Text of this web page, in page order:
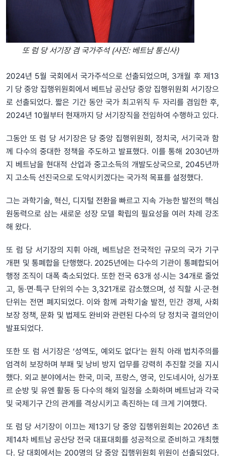
또 럼 당 서기장 겸 국가주석 (사진: 베트남 통신사)
2024년 5월 국회에서 국가주석으로 선출되었으며, 3개월 후 제13
기 당 중앙 집행위원회에서 베트남 공산당 중앙 집행위원회 서기장으
로 선출되었다. 짧은 기간 동안 국가 최고위직 두 자리를 겸임한 후,
2024년 10월부터 현재까지 당 서기장직을 전임하여 수행하고 있다.
그동안 또 럼 당 서기장은 당 중앙 집행위원회, 정치국, 서기국과 함
께 다수의 중대한 정책을 주도하고 발표했다. 이를 통해 2030년까
지 베트남을 현대적 산업과 중고소득의 개발도상국으로, 2045년까
지 고소득 선진국으로 도약시키겠다는 국가적 목표를 설정했다.
그는 과학기술, 혁신, 디지털 전환을 빠르고 지속 가능한 발전의 핵심
원동력으로 삼는 새로운 성장 모델 확립의 필요성을 여러 차례 강조
해 왔다.
또 럼 당 서기장의 지휘 아래, 베트남은 전국적인 규모의 국가 기구
개편 및 통폐합을 단행했다. 2025년에는 다수의 기관이 통폐합되어
행정 조직이 대폭 축소되었다. 또한 전국 63개 성·시는 34개로 줄었
고, 동‧면‧특구 단위의 수는 3,321개로 감소했으며, 성 직할 시‧군‧현
단위는 전면 폐지되었다. 이와 함께 과학기술 발전, 민간 경제, 사회
보장 정책, 문화 및 법제도 완비와 관련된 다수의 당 정치국 결의안이
발표되었다.
또한 또 럼 서기장은 ‘성역도, 예외도 없다’는 원칙 아래 법치주의를
엄격히 보장하며 부패 및 낭비 방지 업무를 강력히 추진할 것을 지시
했다. 외교 분야에서는 한국, 미국, 프랑스, 영국, 인도네시아, 싱가포
르 순방 및 유엔 활동 등 다수의 해외 일정을 소화하며 베트남과 각국
및 국제기구 간의 관계를 격상시키고 촉진하는 데 크게 기여했다.
또 럼 당 서기장이 이끄는 제13기 당 중앙 집행위원회는 2026년 초
제14차 베트남 공산당 전국 대표대회를 성공적으로 준비하고 개최했
다. 당 대회에서는 200명의 당 중앙 집행위원회 위원이 선출되었다.